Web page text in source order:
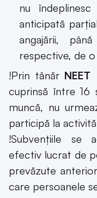
nu
anticipată
angajării,
respective, de
!Prin tânăr NEET
cuprinsă între
muncă, nu
participă la
!Subvențiile se
efectiv lucrat de
prevăzute
care persoanele